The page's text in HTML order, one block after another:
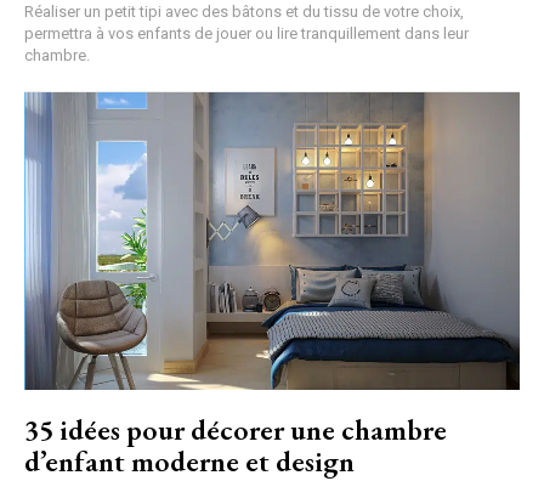
Réaliser un petit tipi avec des bâtons et du tissu de votre choix,
permettra à vos enfants de jouer ou lire tranquillement dans leur
chambre.
35 idées pour décorer une chambre
d’enfant moderne et design